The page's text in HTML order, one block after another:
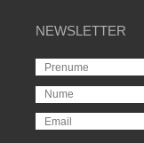
NEWSLETTER